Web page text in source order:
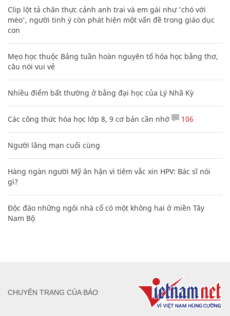
Clip lột tả chân thực cảnh anh trai và em gái như 'chó với
mèo', người tinh ý còn phát hiện một vấn đề trong giáo dục
con
Mẹo học thuộc Bảng tuần hoàn nguyên tố hóa học bằng thơ,
câu nói vui vẻ
Nhiều điểm bất thường ở bằng đại học của Lý Nhã Kỳ
Các công thức hóa học lớp 8, 9 cơ bản cần nhớ 106
Người lãng mạn cuối cùng
Hàng ngàn người Mỹ ân hận vì tiêm vắc xin HPV: Bác sĩ nói
gì?
Độc đáo những ngôi nhà cổ có một không hai ở miền Tây
Nam Bộ
CHUYÊN TRANG CỦA BÁO